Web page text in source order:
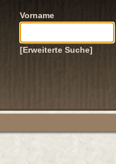
Vorname
[Erweiterte Suche]